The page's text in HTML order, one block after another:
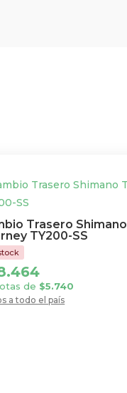
Trasero Shimano
TY200-SS
a todo el país
de $5.740